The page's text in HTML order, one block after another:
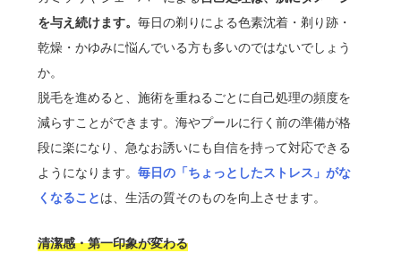
を与え続けます。毎日の剃りによる色素沈着・剃り跡・
乾燥・かゆみに悩んでいる方も多いのではないでしょう
か。
脱毛を進めると、施術を重ねるごとに自己処理の頻度を
減らすことができます。海やプールに行く前の準備が格
段に楽になり、急なお誘いにも自信を持って対応できる
ようになります。毎日の「ちょっとしたストレス」がな
くなることは、生活の質そのものを向上させます。
清潔感・第一印象が変わる